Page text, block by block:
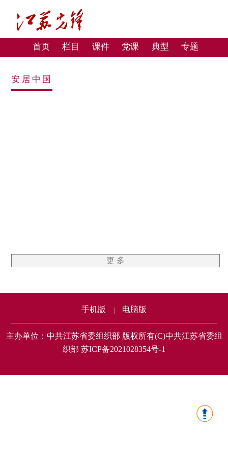
首页 栏目 课件 党课 典型 专题
安居中国
更 多
手机版 电脑版
主办单位：中共江苏省委组织部 版权所有(C)中共江苏省委组
织部 苏ICP备2021028354号-1